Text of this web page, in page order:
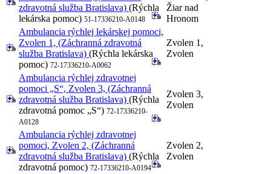
zdravotná služba Bratislava) (Rýchla
lekárska pomoc) 51-17336210-A0148
Žiar nad
Hronom
Ambulancia rýchlej lekárskej pomoci,
Zvolen 1, (Záchranná zdravotná
služba Bratislava) (Rýchla lekárska
pomoc) 72-17336210-A0062
Zvolen 1,
Zvolen
Ambulancia rýchlej zdravotnej
pomoci „S“, Zvolen 3, (Záchranná
zdravotná služba Bratislava) (Rýchla
zdravotná pomoc „S“) 72-17336210-
A0128
Zvolen 3,
Zvolen
Ambulancia rýchlej zdravotnej
pomoci, Zvolen 2, (Záchranná
zdravotná služba Bratislava) (Rýchla
zdravotná pomoc) 72-17336210-A0194
Zvolen 2,
Zvolen